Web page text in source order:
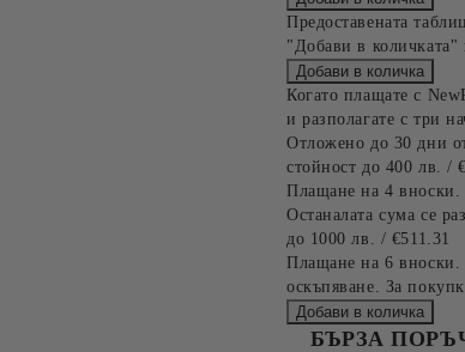
Предоставената
"Добави в количката"
Когато плащате с
и разполагате с три
Отложено до 30 дни
стойност до 400 лв. /
Плащане на 4 вноски.
Останалата сума се
до 1000 лв. / €511.31
Плащане на 6 вноски.
оскъпяване. За
БЪРЗА